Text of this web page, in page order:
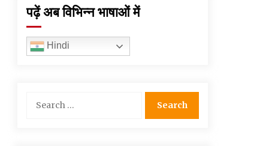
पढ़ें अब विभिन्न भाषाओं में
Hindi
for: